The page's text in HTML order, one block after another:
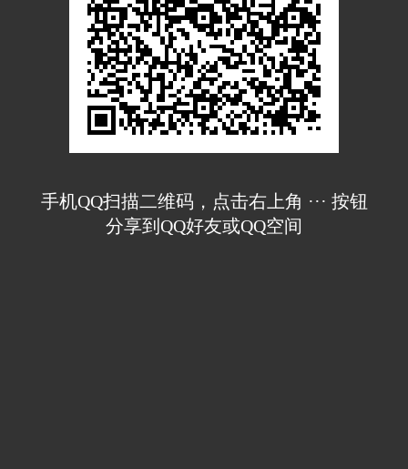
手机QQ扫描二维码，点击右上角 ··· 按钮
分享到QQ好友或QQ空间